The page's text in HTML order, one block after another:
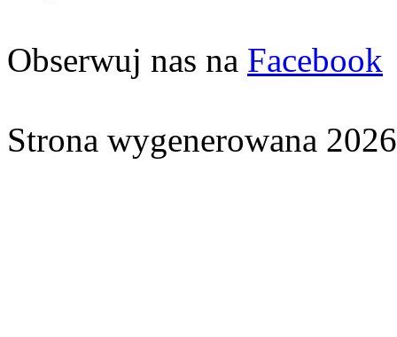
Obserwuj nas na Facebook
Strona wygenerowana